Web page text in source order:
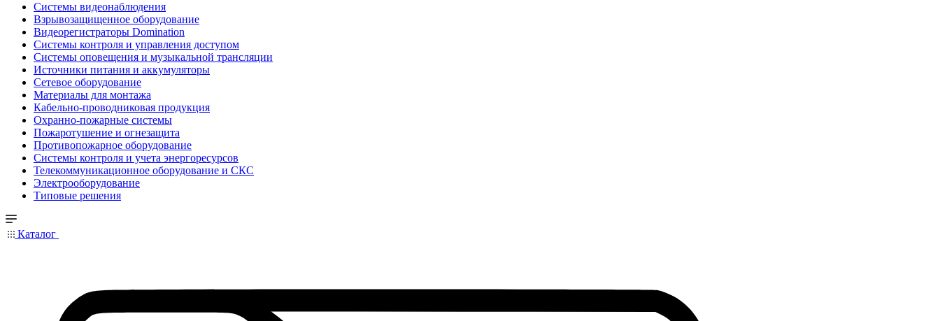
Системы видеонаблюдения
Взрывозащищенное оборудование
Видеорегистраторы Domination
Системы контроля и управления доступом
Системы оповещения и музыкальной трансляции
Источники питания и аккумуляторы
Сетевое оборудование
Материалы для монтажа
Кабельно-проводниковая продукция
Охранно-пожарные системы
Пожаротушение и огнезащита
Противопожарное оборудование
Системы контроля и учета энергоресурсов
Телекоммуникационное оборудование и СКС
Электрооборудование
Типовые решения
Каталог